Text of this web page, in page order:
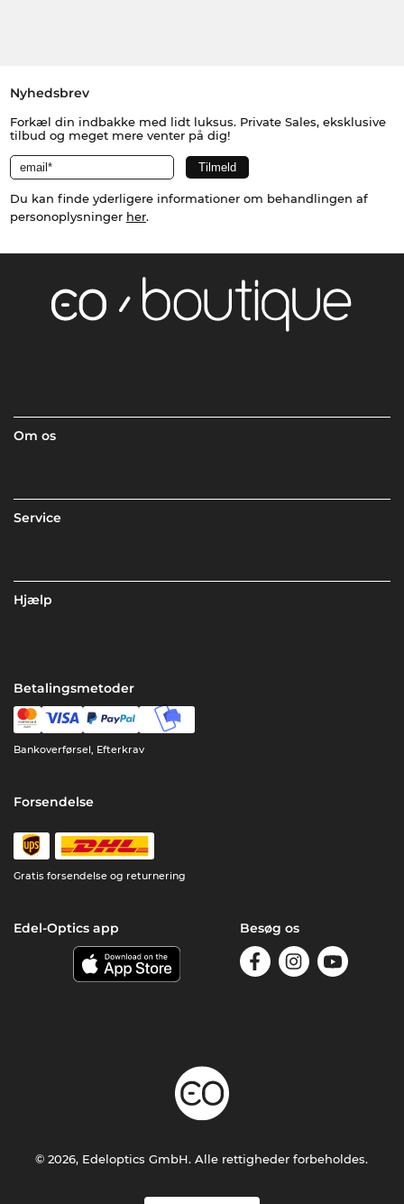
Nyhedsbrev
Forkæl din indbakke med lidt luksus. Private Sales, eksklusive
tilbud og meget mere venter på dig!
Du kan finde yderligere informationer om behandlingen af
personoplysninger her.
Om os
Service
Hjælp
Betalingsmetoder
Bankoverførsel, Efterkrav
Forsendelse
Gratis forsendelse og returnering
Edel-Optics app Besøg os
© 2026, Edeloptics GmbH. Alle rettigheder forbeholdes.